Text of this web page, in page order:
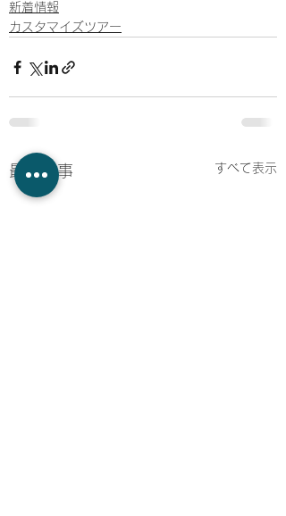
新着情報
カスタマイズツアー
最新記事 すべて表示